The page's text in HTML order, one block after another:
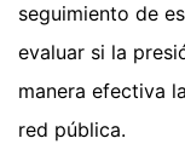
seguimiento de
evaluar si la
manera efectiva
red pública.